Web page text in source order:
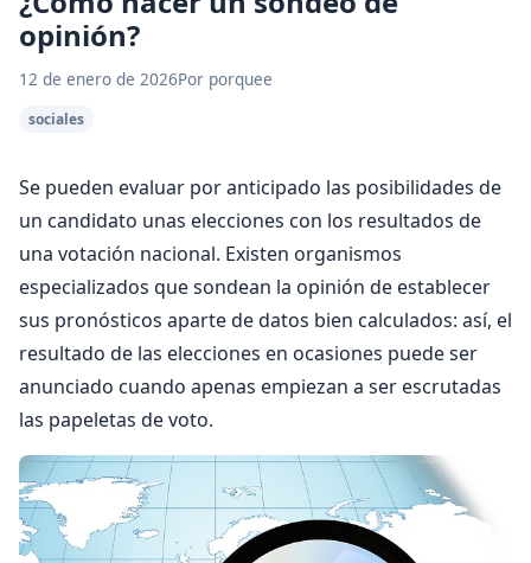
opinión?
12 de enero de 2026Por porquee
sociales
Se pueden evaluar por anticipado las posibilidades de
un candidato unas elecciones con los resultados de
una votación nacional. Existen organismos
especializados que sondean la opinión de establecer
sus pronósticos aparte de datos bien calculados: así, el
resultado de las elecciones en ocasiones puede ser
anunciado cuando apenas empiezan a ser escrutadas
las papeletas de voto.